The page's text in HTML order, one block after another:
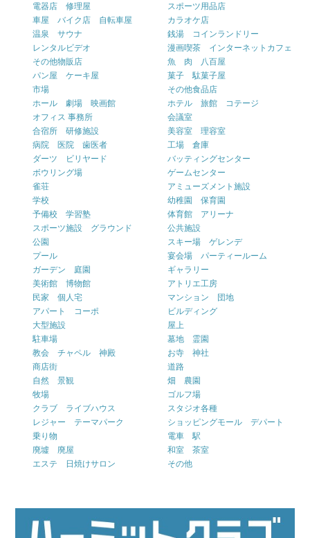
電器店 修理屋
スポーツ用品店
車屋 バイク店 自転車屋
カラオケ店
温泉 サウナ
銭湯 コインランドリー
レンタルビデオ
漫画喫茶 インターネットカフェ
その他物販店
魚 肉 八百屋
パン屋 ケーキ屋
菓子 駄菓子屋
市場
その他食品店
ホール 劇場 映画館
ホテル 旅館 コテージ
オフィス 事務所
会議室
合宿所 研修施設
美容室 理容室
病院 医院 歯医者
工場 倉庫
ダーツ ビリヤード
バッティングセンター
ボウリング場
ゲームセンター
雀荘
アミューズメント施設
学校
幼稚園 保育園
予備校 学習塾
体育館 アリーナ
スポーツ施設 グラウンド
公共施設
公園
スキー場 ゲレンデ
プール
宴会場 パーティールーム
ガーデン 庭園
ギャラリー
美術館 博物館
アトリエ工房
民家 個人宅
マンション 団地
アパート コーポ
ビルディング
大型施設
屋上
駐車場
墓地 霊園
教会 チャペル 神殿
お寺 神社
商店街
道路
自然 景観
畑 農園
牧場
ゴルフ場
クラブ ライブハウス
スタジオ各種
レジャー テーマパーク
ショッピングモール デパート
乗り物
電車 駅
廃墟 廃屋
和室 茶室
エステ 日焼けサロン
その他